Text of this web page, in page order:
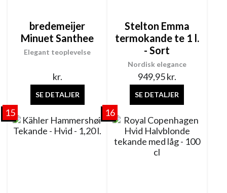
Elegant teoplevelse
bredemeijer
Minuet Santhee
kr.
SE DETALJER
Nordisk elegance
Stelton Emma
termokande te 1 l.
- Sort
949,95kr.
SE DETALJER
15 16